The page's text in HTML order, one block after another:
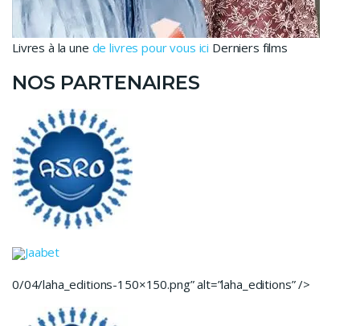
Livres à la une de livres pour vous ici Derniers films
NOS PARTENAIRES
Jaabet
0/04/laha_editions-150×150.png” alt=”laha_editions” />